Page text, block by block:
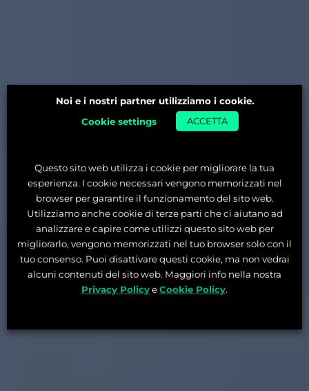
Noi e i nostri partner utilizziamo i cookie.
Cookie settings
ACCETTA
Questo sito web utilizza i cookie per migliorare la tua
esperienza. I cookie necessari vengono memorizzati nel
browser per garantire il funzionamento del sito web.
Utilizziamo anche cookie di terze parti che ci aiutano ad
analizzare e capire come utilizzi questo sito web per
migliorarlo, vengono memorizzati nel tuo browser solo con il
tuo consenso. Puoi disattivare questi cookie, ma non vedrai
alcuni contenuti del sito web. Maggiori info nella nostra
Privacy PolicyeCookie Policy.